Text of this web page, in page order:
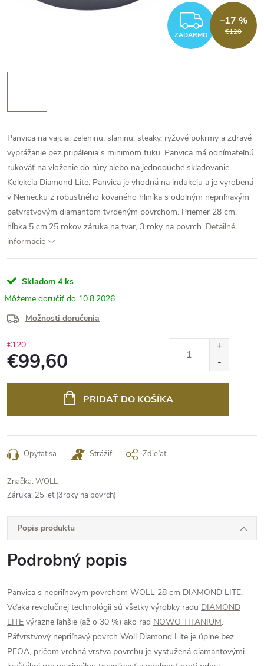
ZADARMO €120
–17 %
Panvica na vajcia, zeleninu, slaninu, steaky, ryžové pokrmy a zdravé
vyprážanie bez pripálenia s minimom tuku. Panvica má odnímateľnú
rukoväť na vloženie do rúry alebo na jednoduché skladovanie.
Kolekcia Diamond Lite. Panvica je vhodná na indukciu a je vyrobená
v Nemecku z robustného kovaného hliníka s odolným nepriľnavým
päťvrstvovým diamantom tvrdeným povrchom. Priemer 28 cm,
hĺbka 5 cm.25 rokov záruka na tvar, 3 roky na povrch. Detailné
informácie
Skladom 4 ks
10.8.2026
Možnosti doručenia
€120
€99,60
PRIDAŤ DO KOŠÍKA
Opýtať sa Strážiť Zdieľať
Značka: WOLL
Záruka: 25 let (3roky na povrch)
Popis produktu
Podrobný popis
Panvica s nepriľnavým povrchom WOLL 28 cm DIAMOND LITE.
Vďaka revolučnej technológii sú všetky výrobky radu DIAMOND
LITE výrazne ľahšie (až o 30 %) ako rad NOWO TITANIUM.
Päťvrstvový nepriľnavý povrch Woll Diamond Lite je úplne bez
PFOA, pričom vrchná vrstva povrchu je vystužená diamantovými